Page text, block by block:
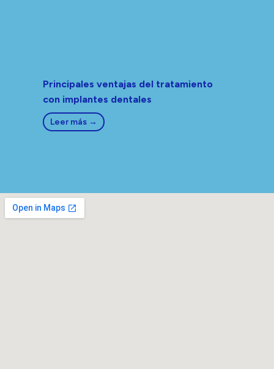
Principales ventajas del tratamiento
con implantes dentales
Leer más →